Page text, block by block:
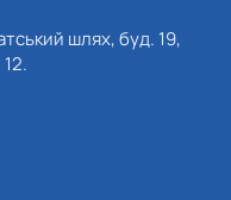
шлях, буд. 19,